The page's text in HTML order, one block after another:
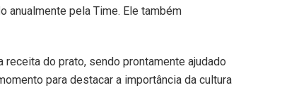
anualmente pela Time. Ele também
receita do prato, sendo prontamente ajudado
para destacar a importância da cultura